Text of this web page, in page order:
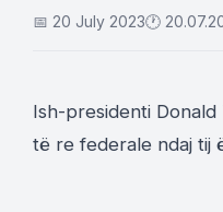
📅 20 July 2023🕐
Ish-presidenti
të re federale ndaj tij